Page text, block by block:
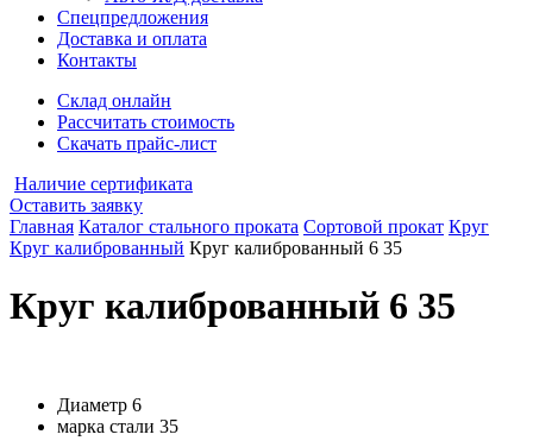
Спецпредложения
Доставка и оплата
Контакты
Склад онлайн
Рассчитать стоимость
Скачать прайс-лист
Наличие сертификата
Оставить заявку
Главная Каталог стального проката Сортовой прокат Круг
Круг калиброванный Круг калиброванный 6 35
Круг калиброванный 6 35
Диаметр 6
марка стали 35